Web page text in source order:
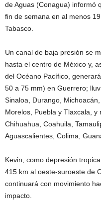
de Aguas (Conagua) informó
fin de semana en al menos
Tabasco.
Un canal de baja presión se
hasta el centro de México y,
del Océano Pacífico,
50 a 75 mm) en Guerrero;
Sinaloa, Durango,
Morelos, Puebla y Tlaxcala, y
Chihuahua, Coahuila,
Aguascalientes, Colima,
Kevin, como depresión
415 km al oeste-suroeste de
continuará con movimiento
impacto.